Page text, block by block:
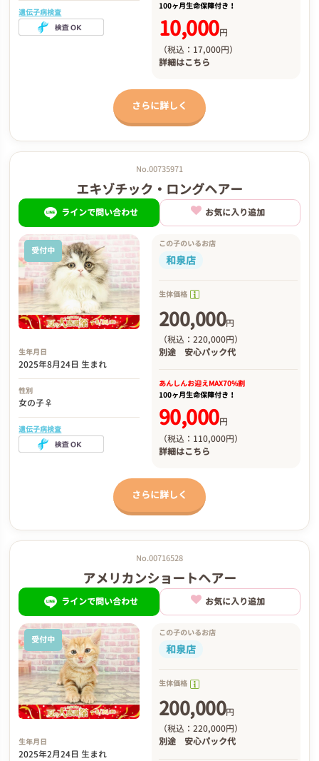
遺伝子病検査
100ヶ月生命保障付き！
10,000円
（税込：17,000円）
詳細はこちら
さらに詳しく
No.00735971
エキゾチック・ロングヘアー
ラインで問い合わせ お気に入り追加
受付中
生年月日
2025年8月24日 生まれ
性別
女の子♀
遺伝子病検査
この子のいるお店
和泉店
生体価格
200,000円
（税込：220,000円）
別途 安心パック代
あんしんお迎えMAX70%割
100ヶ月生命保障付き！
90,000円
（税込：110,000円）
詳細はこちら
さらに詳しく
No.00716528
アメリカンショートヘアー
ラインで問い合わせ お気に入り追加
受付中
生年月日
2025年2月24日 生まれ
この子のいるお店
和泉店
生体価格
200,000円
（税込：220,000円）
別途 安心パック代